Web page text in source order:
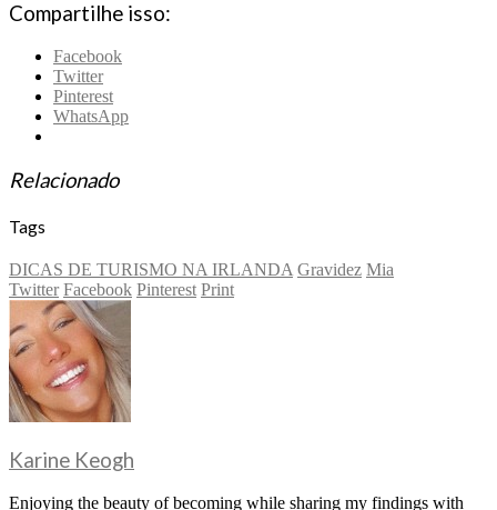
Compartilhe isso:
Facebook
Twitter
Pinterest
WhatsApp
Relacionado
Tags
DICAS DE TURISMO NA IRLANDA Gravidez Mia
Twitter Facebook Pinterest Print
Karine Keogh
Enjoying the beauty of becoming while sharing my findings with